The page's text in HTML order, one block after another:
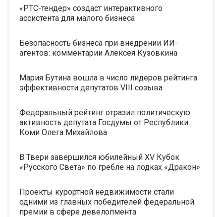
«РТС-тендер» создаст интерактивного
ассистента для малого бизнеса
Безопасность бизнеса при внедрении ИИ-
агентов: комментарии Алексея Кузовкина
Мария Бутина вошла в число лидеров рейтинга
эффективности депутатов VIII созыва
Федеральный рейтинг отразил политическую
активность депутата Госдумы от Республики
Коми Олега Михайлова
В Твери завершился юбилейный XV Кубок
«Русского Света» по гребле на лодках «Дракон»
Проекты курортной недвижимости стали
одними из главных победителей федеральной
премии в сфере девелопмента